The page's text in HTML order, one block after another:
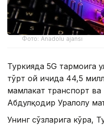
Фото: Anadolu ajansı
Туркияда 5G тармоғига
тўрт ой ичида 44,5
мамлакат транспорт
Абдулқодир Уралоғлу
Унинг сўзларига кўра,